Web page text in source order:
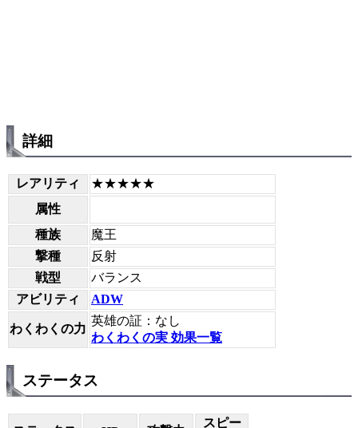
詳細
レアリティ
★★★★★
属性
種族
魔王
撃種
反射
戦型
バランス
アビリティ
ADW
わくわくの力
英雄の証：なし
わくわくの実 効果一覧
ステータス
スピー